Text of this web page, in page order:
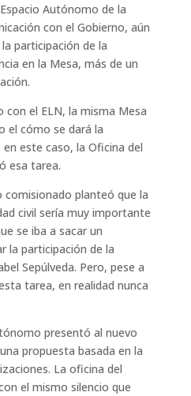
Autónomo de la
con el Gobierno, aún
participación de la
en la Mesa, más de un
el ELN, la misma Mesa
el cómo se dará la
este caso, la Oficina del
esa tarea.
comisionado planteó que la
civil sería muy importante
se iba a sacar un
la participación de la
Sepúlveda. Pero, pese a
tarea, en realidad nunca
presentó al nuevo
propuesta basada en la
La oficina del
el mismo silencio que